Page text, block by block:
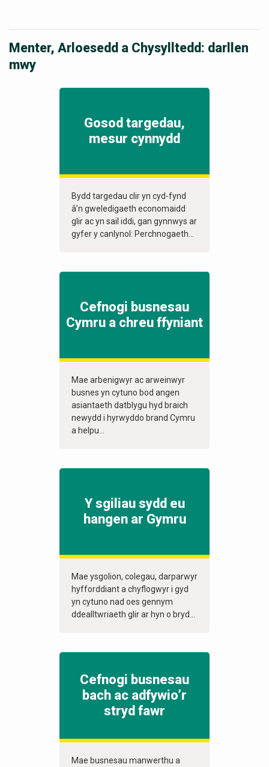
Menter, Arloesedd a Chysylltedd: darllen
mwy
Gosod targedau,
mesur cynnydd
Bydd targedau clir yn cyd-fynd
â’n gweledigaeth economaidd
glir ac yn sail iddi, gan gynnwys ar
gyfer y canlynol: Perchnogaeth...
Cefnogi busnesau
Cymru a chreu ffyniant
Mae arbenigwyr ac arweinwyr
busnes yn cytuno bod angen
asiantaeth datblygu hyd braich
newydd i hyrwyddo brand Cymru
a helpu...
Y sgiliau sydd eu
hangen ar Gymru
Mae ysgolion, colegau, darparwyr
hyfforddiant a chyflogwyr i gyd
yn cytuno nad oes gennym
ddealltwriaeth glir ar hyn o bryd...
Cefnogi busnesau
bach ac adfywio’r
stryd fawr
Mae busnesau manwerthu a